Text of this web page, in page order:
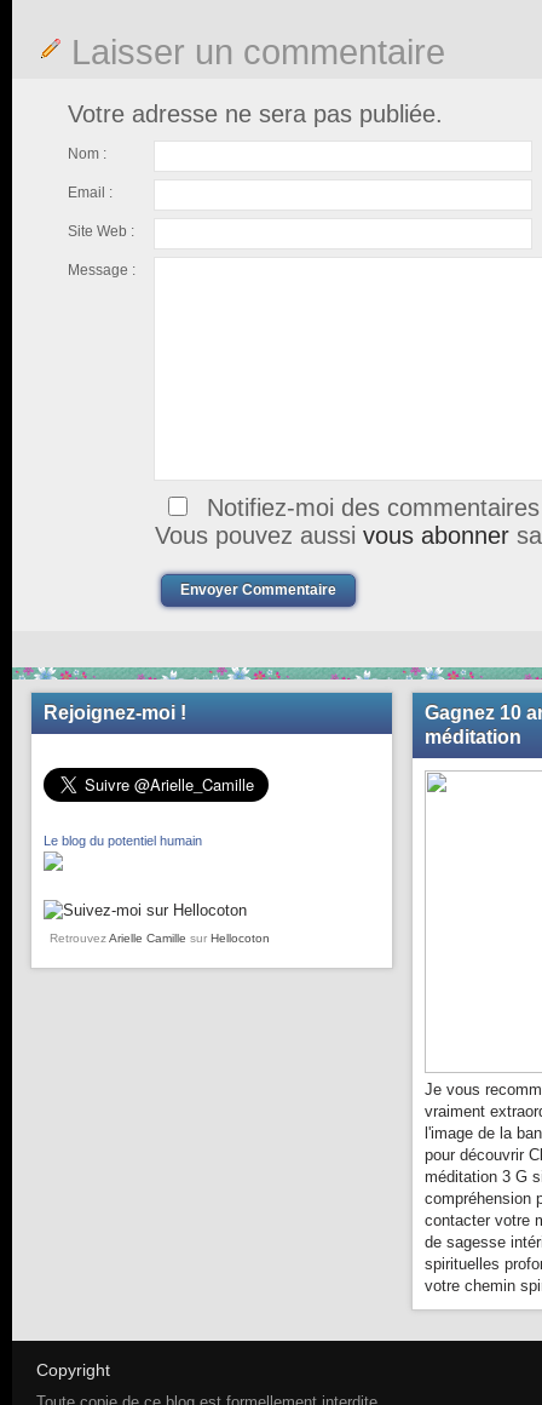
Laisser un commentaire
Votre adresse ne sera pas publiée.
Nom :
Email :
Site Web :
Message :
Notifiez-moi des
Vous pouvez aussi vous abonner
Envoyer Commentaire
Rejoignez-moi !
Le blog du potentiel humain
RetrouvezArielle Camille sur Hellocoton
Gagnez 10
méditation
Je vous
vraiment
l'image de la
pour découvrir
méditation 3 G
compréhension
contacter votre
de sagesse
spirituelles
votre chemin
Copyright